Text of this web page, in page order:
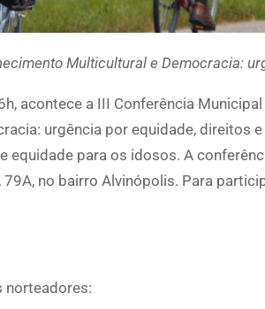
Multicultural e Democracia:
acontece a III Conferência
urgência por equidade, direitos
equidade para os idosos. A
no bairro Alvinópolis. Para
norteadores: